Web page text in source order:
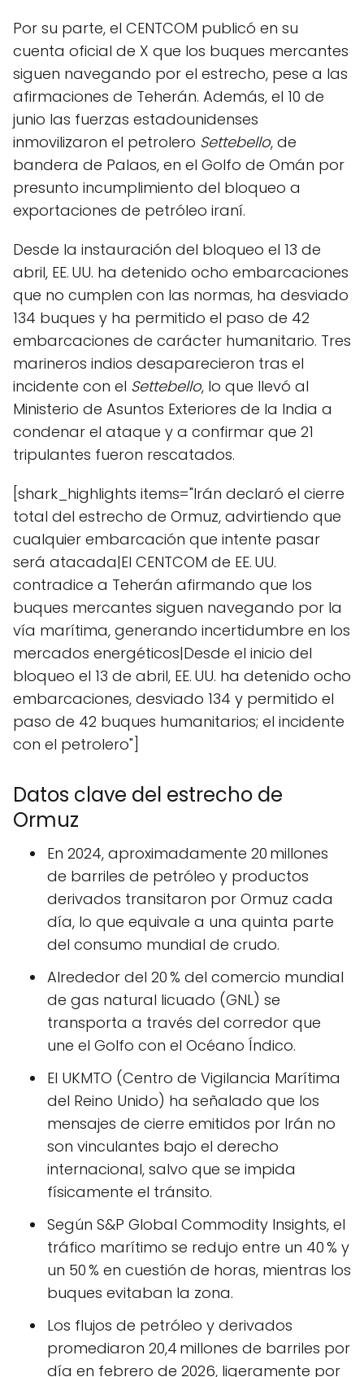
Por su parte, el CENTCOM publicó en su
cuenta oficial de X que los buques mercantes
siguen navegando por el estrecho, pese a las
afirmaciones de Teherán. Además, el 10 de
junio las fuerzas estadounidenses
inmovilizaron el petrolero Settebello, de
bandera de Palaos, en el Golfo de Omán por
presunto incumplimiento del bloqueo a
exportaciones de petróleo iraní.
Desde la instauración del bloqueo el 13 de
abril, EE. UU. ha detenido ocho embarcaciones
que no cumplen con las normas, ha desviado
134 buques y ha permitido el paso de 42
embarcaciones de carácter humanitario. Tres
marineros indios desaparecieron tras el
incidente con el Settebello, lo que llevó al
Ministerio de Asuntos Exteriores de la India a
condenar el ataque y a confirmar que 21
tripulantes fueron rescatados.
[shark_highlights items="Irán declaró el cierre
total del estrecho de Ormuz, advirtiendo que
cualquier embarcación que intente pasar
será atacada|El CENTCOM de EE. UU.
contradice a Teherán afirmando que los
buques mercantes siguen navegando por la
vía marítima, generando incertidumbre en los
mercados energéticos|Desde el inicio del
bloqueo el 13 de abril, EE. UU. ha detenido ocho
embarcaciones, desviado 134 y permitido el
paso de 42 buques humanitarios; el incidente
con el petrolero"]
Datos clave del estrecho de
Ormuz
En 2024, aproximadamente 20 millones
de barriles de petróleo y productos
derivados transitaron por Ormuz cada
día, lo que equivale a una quinta parte
del consumo mundial de crudo.
Alrededor del 20 % del comercio mundial
de gas natural licuado (GNL) se
transporta a través del corredor que
une el Golfo con el Océano Índico.
El UKMTO (Centro de Vigilancia Marítima
del Reino Unido) ha señalado que los
mensajes de cierre emitidos por Irán no
son vinculantes bajo el derecho
internacional, salvo que se impida
físicamente el tránsito.
Según S&P Global Commodity Insights, el
tráfico marítimo se redujo entre un 40 % y
un 50 % en cuestión de horas, mientras los
buques evitaban la zona.
Los flujos de petróleo y derivados
promediaron 20,4 millones de barriles por
día en febrero de 2026, ligeramente por